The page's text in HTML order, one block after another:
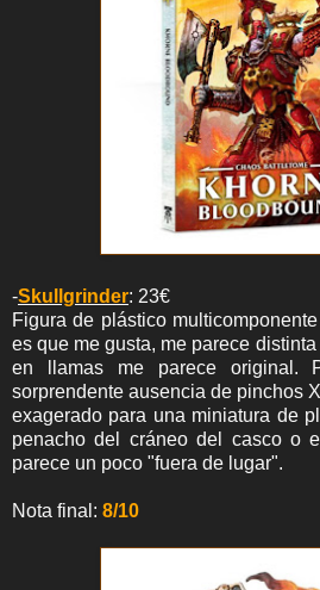
-Skullgrinder: 23€
Figura de plástico
es que me gusta, me parece
en llamas me parece original.
sorprendente ausencia de pinchos
exagerado para una miniatura de
penacho del cráneo del casco o
parece un poco "fuera de lugar".
Nota final: 8/10